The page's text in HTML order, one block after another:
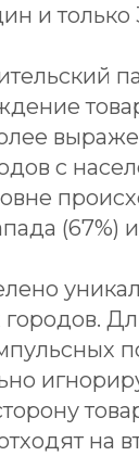
и только
с
(67%)
на